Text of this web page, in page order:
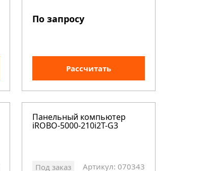
По запросу
Рассчитать
Панельный компьютер
iROBO-5000-210i2T-G3
Под заказ Артикул: 070343